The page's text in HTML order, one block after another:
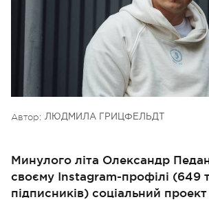
Автор: ЛЮДМИЛА ГРИЦФЕЛЬДТ
Минулого літа Олександр
своєму Instagram-профілі (649
підписників) соціальний